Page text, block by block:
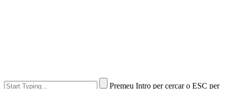
Premeu Intro per cercar o ESC per